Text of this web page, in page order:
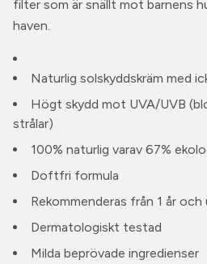
filter som är snällt mot barnens
haven.
Naturlig solskyddskräm med
Högt skydd mot UVA/UVB
strålar)
100% naturlig varav 67%
Doftfri formula
Rekommenderas från 1 år och
Dermatologiskt testad
Milda beprövade ingredienser